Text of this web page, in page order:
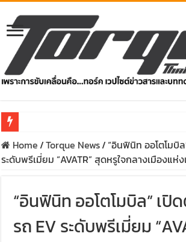
รีวิว Honda e:N1 EV 100% – SUV ไฟฟ้า
รีวิว ลองขับ All New GWM HAVAL H6
คาราวาน ISUZU 2.2 Ddi MAXFORCE
รีวิว ลองขับรถกระบะรุ่นพิเศษ FORD
Home/Torque News/“อินฟินิท ออโตโมบิ
ระดับพรีเมี่ยม “AVATR” สุดหรูใจกลางเมืองแห่
“อินฟินิท ออโตโมบิล” เปิ
รถ EV ระดับพรีเมี่ยม